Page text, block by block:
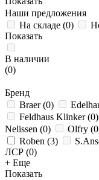
Наши предложения
На складе (0)
Показать
В наличии
(0)
Бренд
Braer(0)
Feldhaus Klinker(0)
Nelissen (0) Olfry (0
Roben (3)
ЛСР (0)
+ Еще
Показать